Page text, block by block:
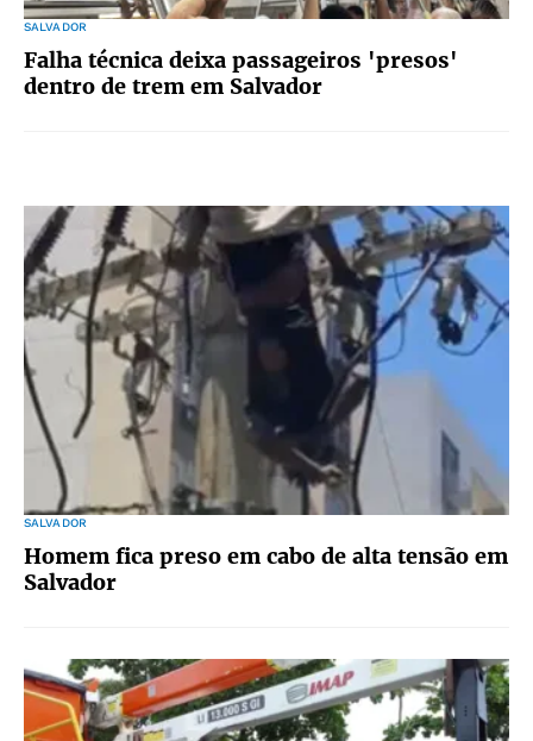
SALVADOR
Falha técnica deixa passageiros 'presos'
dentro de trem em Salvador
SALVADOR
Homem fica preso em cabo de alta tensão em
Salvador